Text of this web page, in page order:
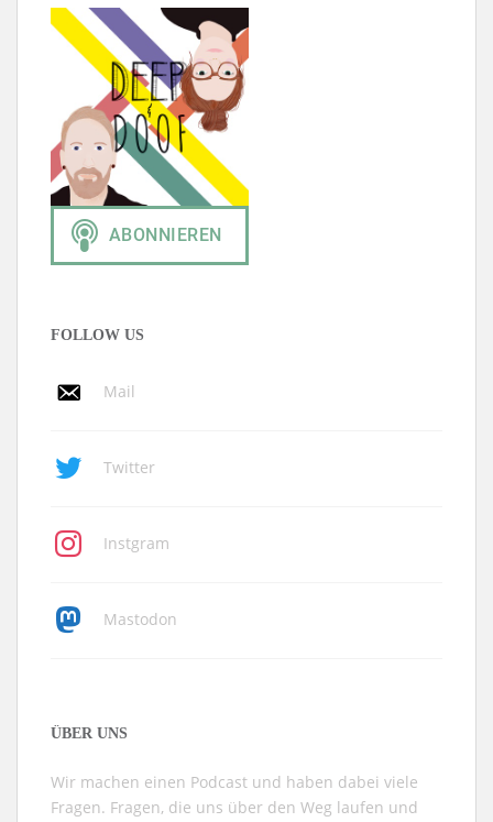
FOLLOW US
Mail
Twitter
Instgram
Mastodon
ÜBER UNS
Wir machen einen Podcast und haben dabei viele
Fragen. Fragen, die uns über den Weg laufen und